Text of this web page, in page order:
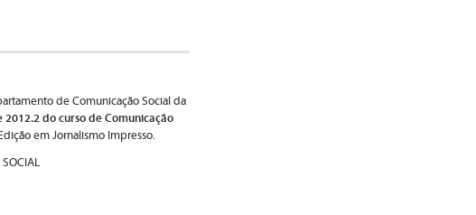
de Comunicação Social da
do curso de Comunicação
em Jornalismo Impresso.